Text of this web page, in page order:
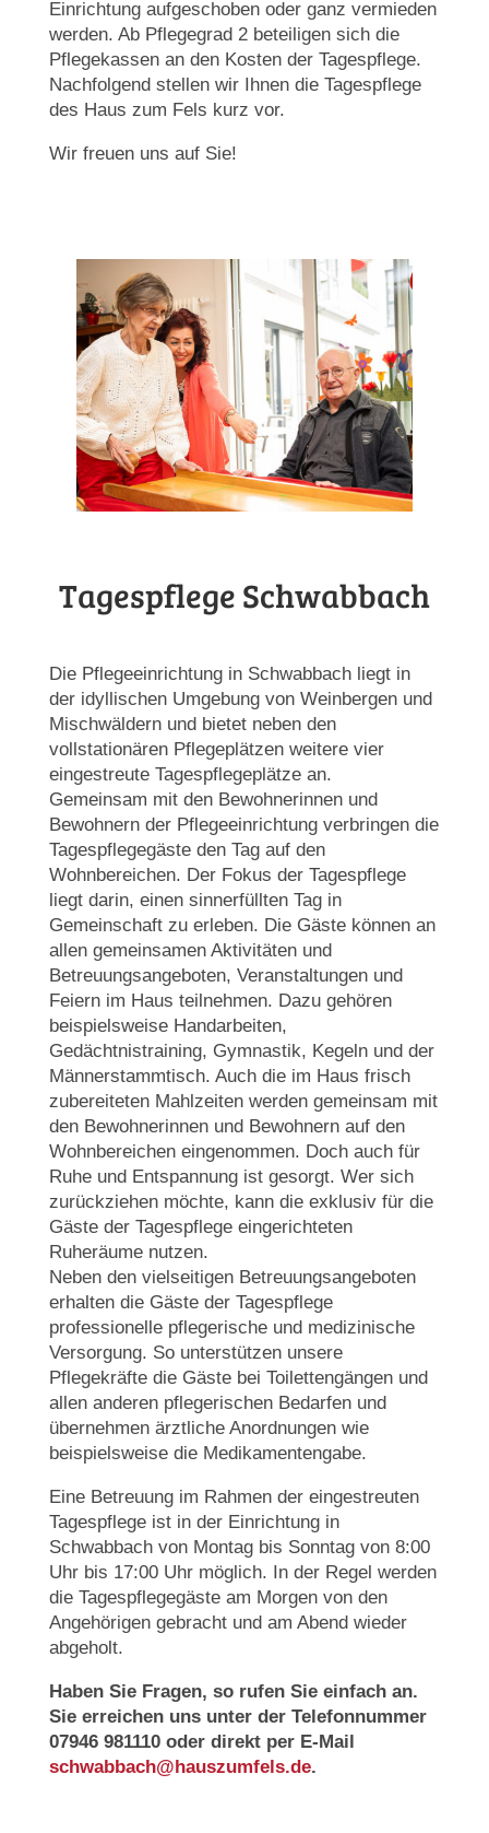
Einrichtung aufgeschoben oder ganz vermieden
werden. Ab Pflegegrad 2 beteiligen sich die
Pflegekassen an den Kosten der Tagespflege.
Nachfolgend stellen wir Ihnen die Tagespflege
des Haus zum Fels kurz vor.
Wir freuen uns auf Sie!
Tagespflege Schwabbach
Die Pflegeeinrichtung in Schwabbach liegt in
der idyllischen Umgebung von Weinbergen und
Mischwäldern und bietet neben den
vollstationären Pflegeplätzen weitere vier
eingestreute Tagespflegeplätze an.
Gemeinsam mit den Bewohnerinnen und
Bewohnern der Pflegeeinrichtung verbringen die
Tagespflegegäste den Tag auf den
Wohnbereichen. Der Fokus der Tagespflege
liegt darin, einen sinnerfüllten Tag in
Gemeinschaft zu erleben. Die Gäste können an
allen gemeinsamen Aktivitäten und
Betreuungsangeboten, Veranstaltungen und
Feiern im Haus teilnehmen. Dazu gehören
beispielsweise Handarbeiten,
Gedächtnistraining, Gymnastik, Kegeln und der
Männerstammtisch. Auch die im Haus frisch
zubereiteten Mahlzeiten werden gemeinsam mit
den Bewohnerinnen und Bewohnern auf den
Wohnbereichen eingenommen. Doch auch für
Ruhe und Entspannung ist gesorgt. Wer sich
zurückziehen möchte, kann die exklusiv für die
Gäste der Tagespflege eingerichteten
Ruheräume nutzen.
Neben den vielseitigen Betreuungsangeboten
erhalten die Gäste der Tagespflege
professionelle pflegerische und medizinische
Versorgung. So unterstützen unsere
Pflegekräfte die Gäste bei Toilettengängen und
allen anderen pflegerischen Bedarfen und
übernehmen ärztliche Anordnungen wie
beispielsweise die Medikamentengabe.
Eine Betreuung im Rahmen der eingestreuten
Tagespflege ist in der Einrichtung in
Schwabbach von Montag bis Sonntag von 8:00
Uhr bis 17:00 Uhr möglich. In der Regel werden
die Tagespflegegäste am Morgen von den
Angehörigen gebracht und am Abend wieder
abgeholt.
Haben Sie Fragen, so rufen Sie einfach an.
Sie erreichen uns unter der Telefonnummer
07946 981110 oder direkt per E-Mail
schwabbach@hauszumfels.de.